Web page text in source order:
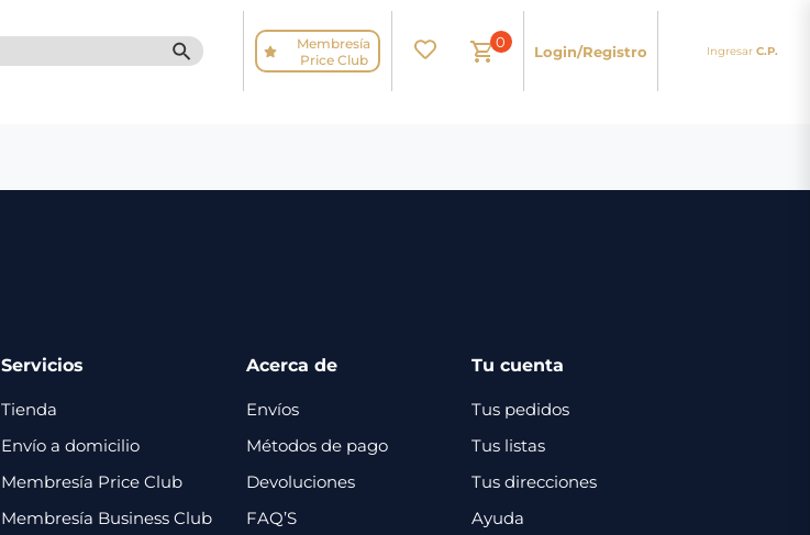
SEARCH BUTTON
Membresía
Price Club
0
Login/Registro Ingresar C.P.
Servicios
Tienda
Envío a domicilio
Membresía Price Club
Membresía Business Club
Acerca de
Envíos
Métodos de pago
Devoluciones
FAQ’S
Tu cuenta
Tus pedidos
Tus listas
Tus direcciones
Ayuda